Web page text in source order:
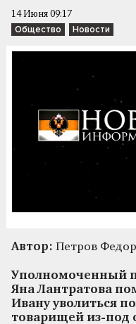
14 Июня 09:17
Общество Новости
Автор: Петров Федор
Уполномоченный
Яна Лантратова
Ивану уволиться
товарищей из-под